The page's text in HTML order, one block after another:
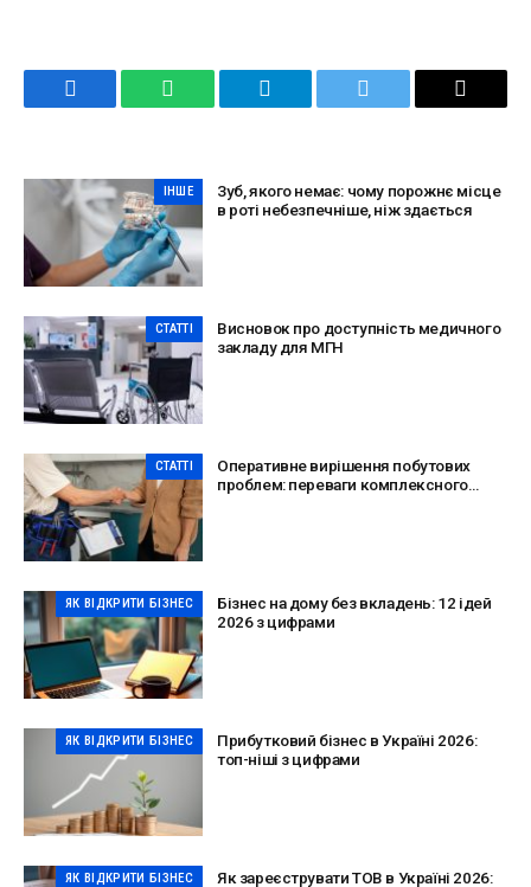
Facebook WhatsApp Telegram Twitter Email
ІНШЕ
Зуб, якого немає: чому порожнє місце
в роті небезпечніше, ніж здається
СТАТТІ
Висновок про доступність медичного
закладу для МГН
СТАТТІ
Оперативне вирішення побутових
проблем: переваги комплексного
ЯК ВІДКРИТИ БІЗНЕС
Бізнес на дому без вкладень: 12 ідей
2026 з цифрами
ЯК ВІДКРИТИ БІЗНЕС
Прибутковий бізнес в Україні 2026:
топ-ніші з цифрами
ЯК ВІДКРИТИ БІЗНЕС Як зареєструвати ТОВ в Україні 2026: